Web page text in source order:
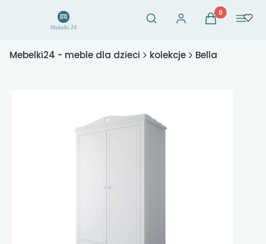
Otwórz wyszukiwarkę
Szukaj Zaloguj sięProdukty w
Koszyk Menu
Mebelki24 - meble dla dzieci kolekcje Bella